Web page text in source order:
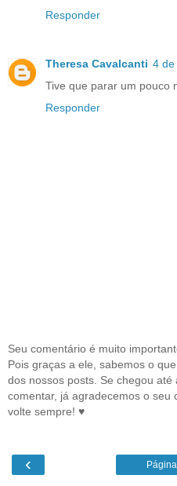
Responder
Theresa Cavalcanti 4 de
Tive que parar um pouco
Responder
Seu comentário é muito
Pois graças a ele, sabemos o
dos nossos posts. Se chegou até
comentar, já agradecemos o seu
volte sempre! ♥
‹